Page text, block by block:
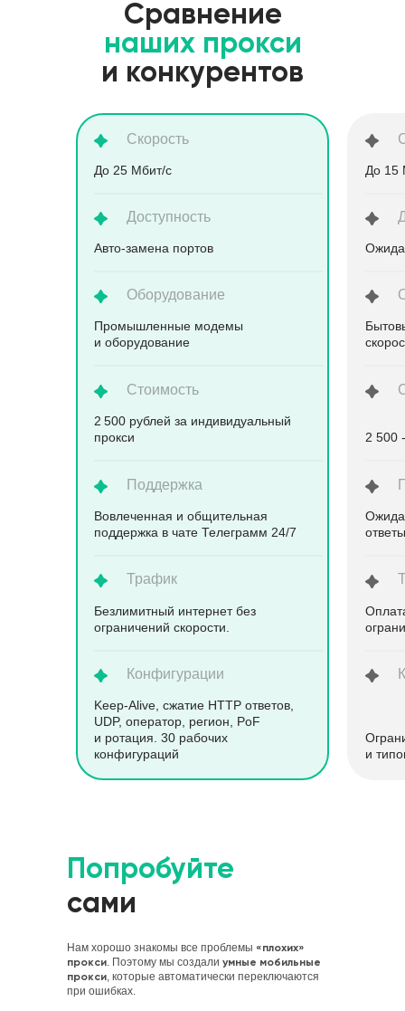
Скорость
Сравнение
наших прокси
и конкурентов
До 25 Мбит/с
Доступность
До 15
Aвто-замена портов
Оборудование
Стоимость
Промышленные модемы
и оборудование
Поддержка
Вовлеченная и общительная
поддержка в чате Телеграмм 24/7
Трафик
2 500 рублей за индивидуальный
прокси
2 500
Конфигурации
ответы
Безлимитный интернет без
ограничений скорости.
Keep-Alive, сжатие HTTP ответов,
UDP, оператор, регион, PoF
и ротация. 30 рабочих
конфигураций
и
Попробуйте
сами
Нам хорошо знакомы все проблемы «плохих»
прокси. Поэтому мы создали умные мобильные
прокси, которые автоматически переключаются
при ошибках.